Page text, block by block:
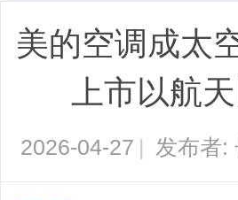
›
美的空调成太
上市以航
2026-04-27 | 发布者: